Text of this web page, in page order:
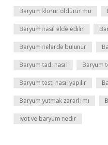
Baryum klorür öldürür mü
Baryum nasıl elde edilir
Baryum nelerde bulunur
Baryum tadı nasıl Baryum
Baryum testi nasıl yapılır
Baryum yutmak zararlı mı
İyot ve baryum nedir